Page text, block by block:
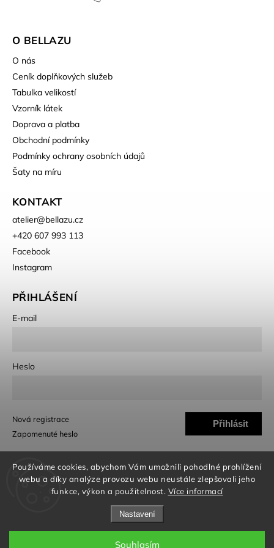
Používáme cookies, abychom Vám umožnili pohodlné prohlížení
webu a díky analýze provozu webu neustále zlepšovali jeho
funkce, výkon a použitelnost. Více informací
Nastavení
Souhlasím
O BELLAZU
O nás
Ceník doplňkových služeb
Tabulka velikostí
Vzorník látek
Doprava a platba
Obchodní podmínky
Podmínky ochrany osobních údajů
Šaty na míru
KONTAKT
atelier@bellazu.cz
+420 607 993 113
Facebook
Instagram
PŘIHLÁŠENÍ
E-mail
Heslo
Přihlásit
Nová registrace
Zapomenuté heslo